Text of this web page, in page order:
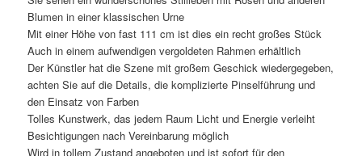
Blumen in einer klassischen Urne
Mit einer Höhe von fast 111 cm ist dies ein recht großes Stück
Auch in einem aufwendigen vergoldeten Rahmen erhältlich
Der Künstler hat die Szene mit großem Geschick wiedergegeben,
achten Sie auf die Details, die komplizierte Pinselführung und
den Einsatz von Farben
Tolles Kunstwerk, das jedem Raum Licht und Energie verleiht
Besichtigungen nach Vereinbarung möglich
Wird in tollem Zustand angeboten und ist sofort für den